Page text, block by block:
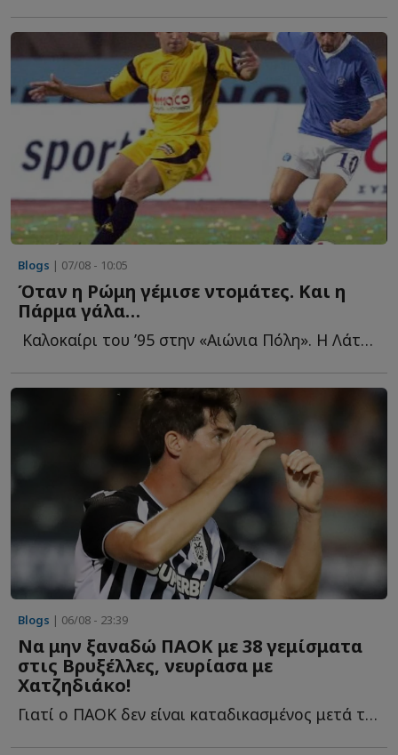
Blogs | 07/08 - 10:05
Όταν η Ρώμη γέμισε ντομάτες. Και η
Πάρμα γάλα…
Καλοκαίρι του ’95 στην «Αιώνια Πόλη». Η Λάτσιο ανακοινώνει τ...
Blogs | 06/08 - 23:39
Να μην ξαναδώ ΠΑΟΚ με 38 γεμίσματα
στις Βρυξέλλες, νευρίασα με
Χατζηδιάκο!
Γιατί ο ΠΑΟΚ δεν είναι καταδικασμένος μετά την ήττα στην Τούμπα από την Άντε...